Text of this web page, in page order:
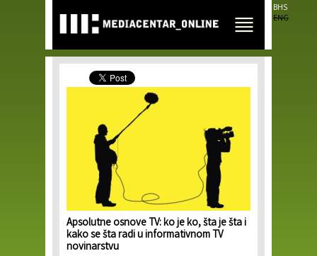
main
content
BHS
ENG
Apsolutne osnove TV: ko je ko, šta je šta i
kako se šta radi u informativnom TV
novinarstvu